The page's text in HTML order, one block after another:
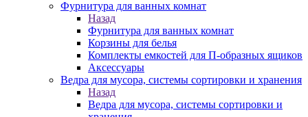
Фурнитура для ванных комнат
Назад
Фурнитура для ванных комнат
Корзины для белья
Комплекты емкостей для П-образных ящиков
Аксессуары
Ведра для мусора, системы сортировки и хранения
Назад
Ведра для мусора, системы сортировки и